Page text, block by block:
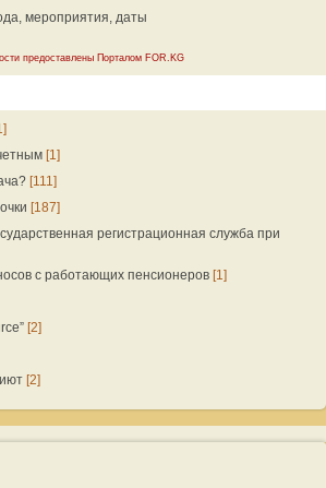
мероприятия, даты
предоставлены Порталом FOR.KG
[1]
[111]
[187]
регистрационная служба при
с работающих пенсионеров [1]
[2]
[2]